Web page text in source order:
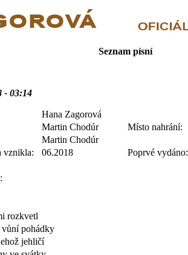
Seznam písní
- 03:14
Hana Zagorová
Martin Chodúr Místo nahrání:
Martin Chodúr
vznikla:
06.2018 Poprvé vydáno:
rozkvetl
vůní pohádky
jehličí